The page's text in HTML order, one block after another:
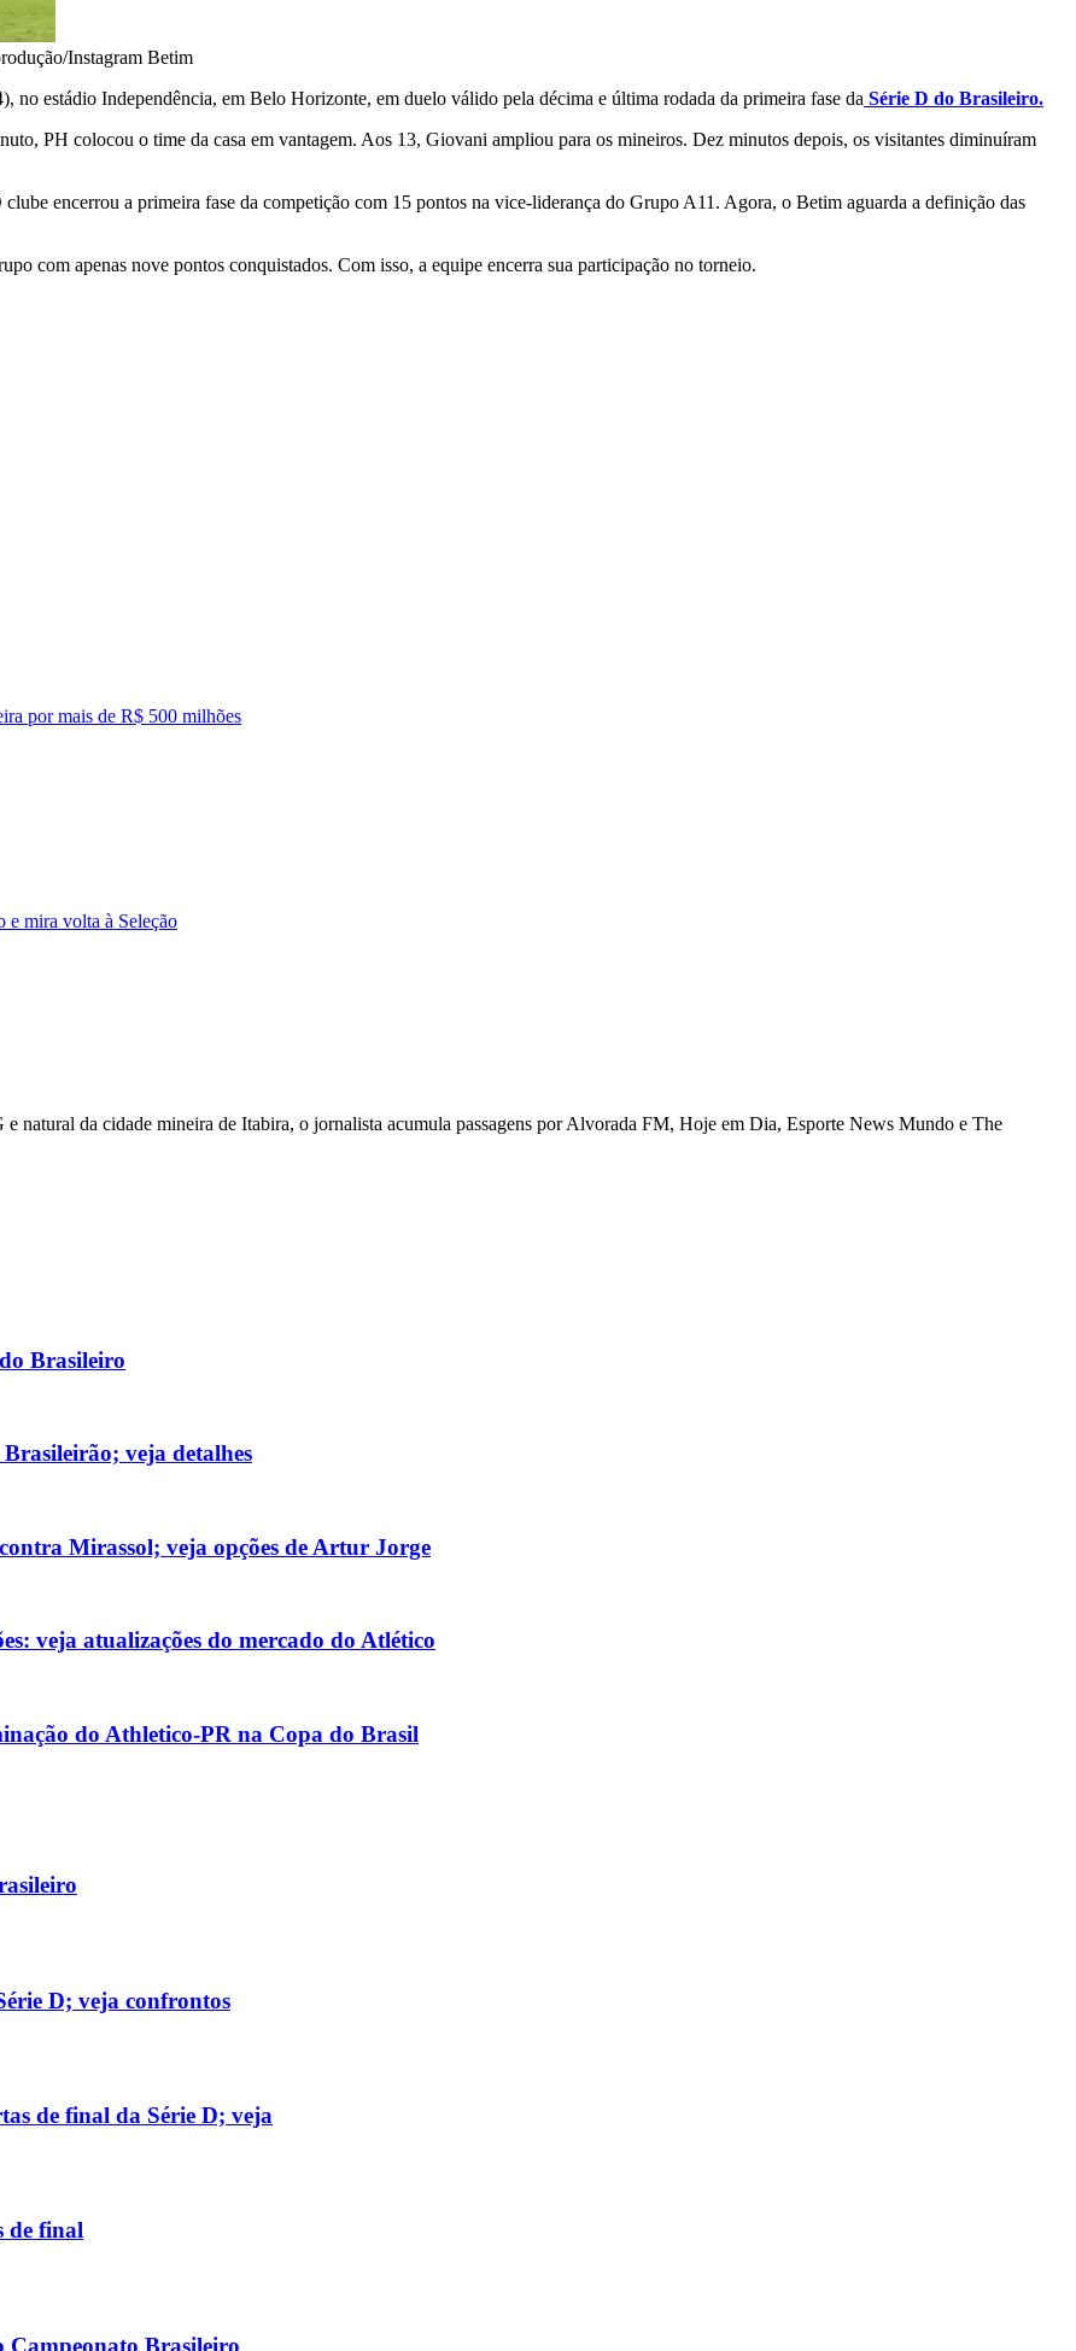
Instagram Betim
no estádio Independência, em Belo Horizonte, em duelo válido pela décima e última rodada da primeira fase da Série D do Brasileiro.
PH colocou o time da casa em vantagem. Aos 13, Giovani ampliou para os mineiros. Dez minutos depois, os visitantes diminuíram
encerrou a primeira fase da competição com 15 pontos na vice-liderança do Grupo A11. Agora, o Betim aguarda a definição das
com apenas nove pontos conquistados. Com isso, a equipe encerra sua participação no torneio.
por mais de R$ 500 milhões
e mira volta à Seleção
natural da cidade mineira de Itabira, o jornalista acumula passagens por Alvorada FM, Hoje em Dia, Esporte News Mundo e The
Brasileiro
veja detalhes
Mirassol; veja opções de Artur Jorge
veja atualizações do mercado do Atlético
do Athletico-PR na Copa do Brasil
D; veja confrontos
de final da Série D; veja
de final
Campeonato Brasileiro